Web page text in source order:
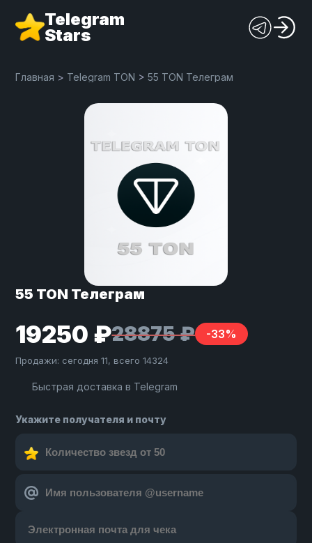
Telegram
Stars
Главная > Telegram TON >55 TON Телеграм
55 TON Телеграм
19250 ₽28875 ₽ -33%
Продажи: сегодня 11, всего 14324
Быстрая доставка в Telegram
Укажите получателя и почту